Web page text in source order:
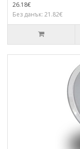
26.18€
Без данък: 21.82€